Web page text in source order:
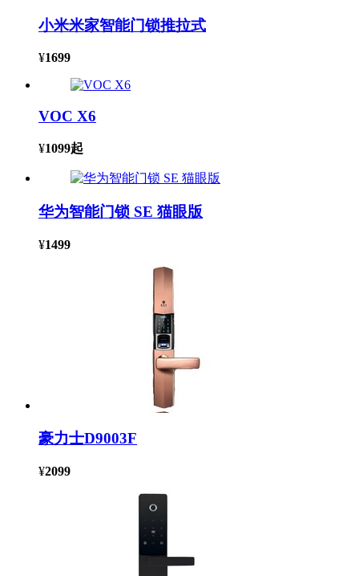
小米米家智能门锁推拉式
¥1699
VOC X6
¥1099起
华为智能门锁 SE 猫眼版
¥1499
豪力士D9003F
¥2099